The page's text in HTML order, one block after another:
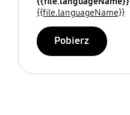
{{file.languageName}}
Pobierz